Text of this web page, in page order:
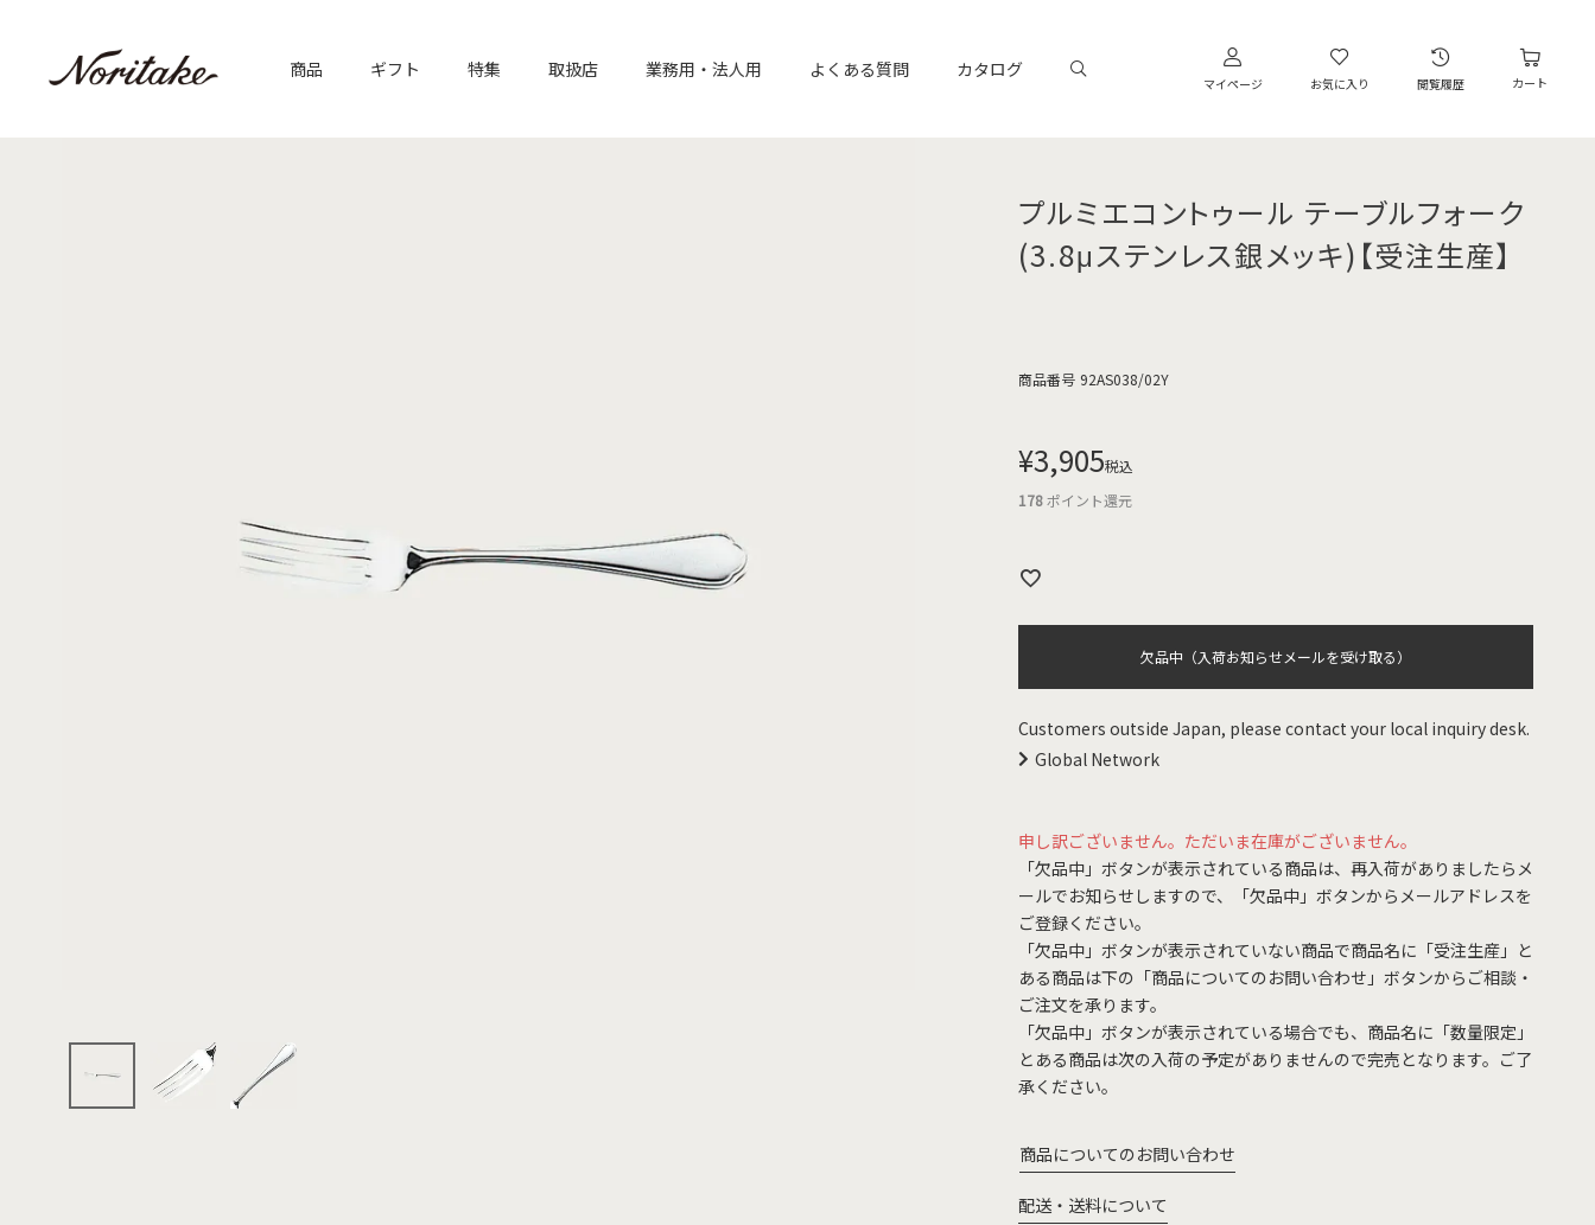
商品 ギフト 特集 取扱店 業務用・法人用 よくある質問 カタログ
マイページ お気に入り 閲覧履歴 カート
プルミエコントゥール テーブルフォーク
(3.8μステンレス銀メッキ)【受注生産】
商品番号 92AS038/02Y
¥3,905税込
178ポイント還元
欠品中（入荷お知らせメールを受け取る）
Customers outside Japan, please contact your local inquiry desk.
Global Network
申し訳ございません。ただいま在庫がございません。
「欠品中」ボタンが表示されている商品は、再入荷がありましたらメ
ールでお知らせしますので、「欠品中」ボタンからメールアドレスを
ご登録ください。
「欠品中」ボタンが表示されていない商品で商品名に「受注生産」と
ある商品は下の「商品についてのお問い合わせ」ボタンからご相談・
ご注文を承ります。
「欠品中」ボタンが表示されている場合でも、商品名に「数量限定」
とある商品は次の入荷の予定がありませんので完売となります。ご了
承ください。
商品についてのお問い合わせ
配送・送料について